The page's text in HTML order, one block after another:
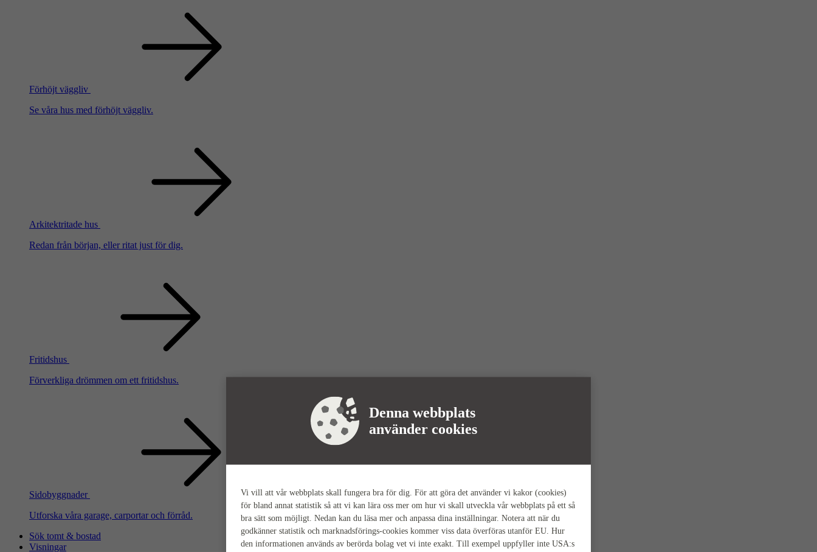
Denna webbplats
använder cookies
Vi vill att vår webbplats skall fungera bra för dig. För att göra det använder vi kakor (cookies)
för bland annat statistik så att vi kan lära oss mer om hur vi skall utveckla vår webbplats på ett så
bra sätt som möjligt. Nedan kan du läsa mer och anpassa dina inställningar. Notera att när du
godkänner statistik och marknadsförings-cookies kommer viss data överföras utanför EU. Hur
den informationen används av berörda bolag vet vi inte exakt. Till exempel uppfyller inte USA:s
Förhöjt väggliv
Se våra hus med förhöjt väggliv.
Arkitektritade hus
Redan från början, eller ritat just för dig.
Fritidshus
Förverkliga drömmen om ett fritidshus.
Sidobyggnader
Utforska våra garage, carportar och förråd.
Sök tomt & bostad
Visningar